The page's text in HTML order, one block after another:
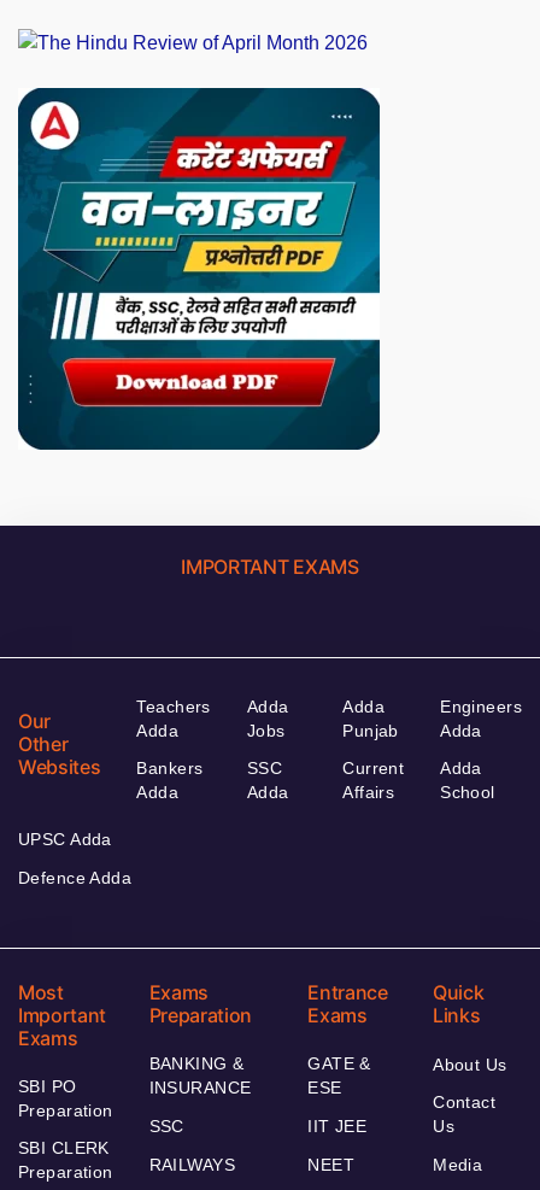
IMPORTANT EXAMS
Our
Other
Websites
Teachers
Adda
Bankers
Adda
Adda
Jobs
SSC
Adda
Adda
Punjab
Current
Affairs
Engineers
Adda
Adda
School
UPSC Adda
Defence Adda
Most
Important
Exams
SBI PO
Preparation
SBI CLERK
Preparation
Exams
Preparation
BANKING &
INSURANCE
SSC
RAILWAYS
Entrance
Exams
GATE &
ESE
IIT JEE
NEET
Quick
Links
About Us
Contact
Us
Media